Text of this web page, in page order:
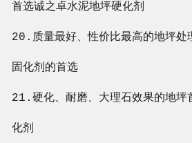
首选诚之卓水泥地坪硬化剂
20.质量最好、性价比最高的地坪处
固化剂的首选
21.硬化、耐磨、大理石效果的地坪
化剂